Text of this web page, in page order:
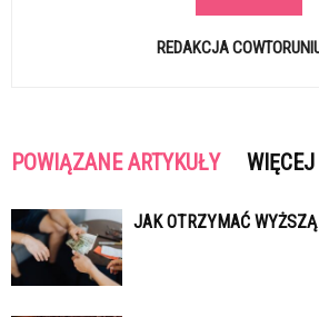
REDAKCJA
POWIĄZANE ARTYKUŁY
JAK OTRZYMAĆ